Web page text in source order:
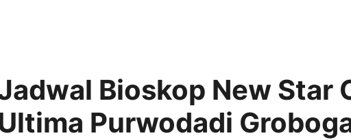
Bioskop New Star
Purwodadi